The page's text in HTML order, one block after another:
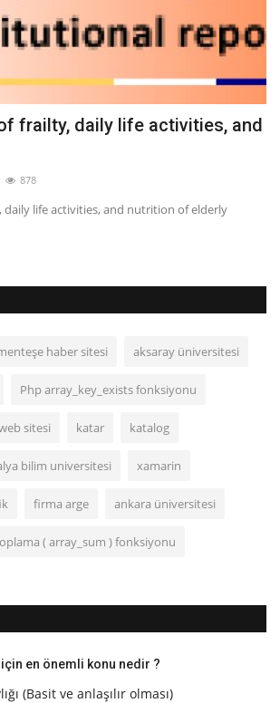
frailty, daily life activities, and
878
daily life activities, and nutrition of elderly
haber sitesi aksaray üniversitesi
Php array_key_exists fonksiyonu
sitesi katar katalog
bilim universitesi xamarin
firma arge ankara üniversitesi
( array_sum ) fonksiyonu
için en önemli konu nedir ?
(Basit ve anlaşılır olması)